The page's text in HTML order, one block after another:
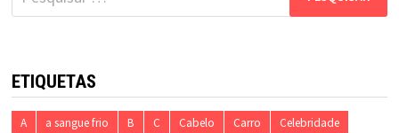
por:
ETIQUETAS
A a sangue frio B C Cabelo Carro
Celebridade